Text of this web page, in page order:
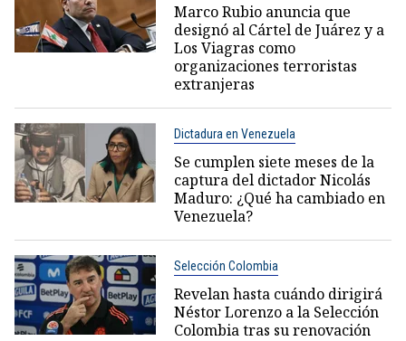
Marco Rubio anuncia que
designó al Cártel de Juárez y a
Los Viagras como
organizaciones terroristas
extranjeras
Dictadura en Venezuela
Se cumplen siete meses de la
captura del dictador Nicolás
Maduro: ¿Qué ha cambiado en
Venezuela?
Selección Colombia
Revelan hasta cuándo dirigirá
Néstor Lorenzo a la Selección
Colombia tras su renovación